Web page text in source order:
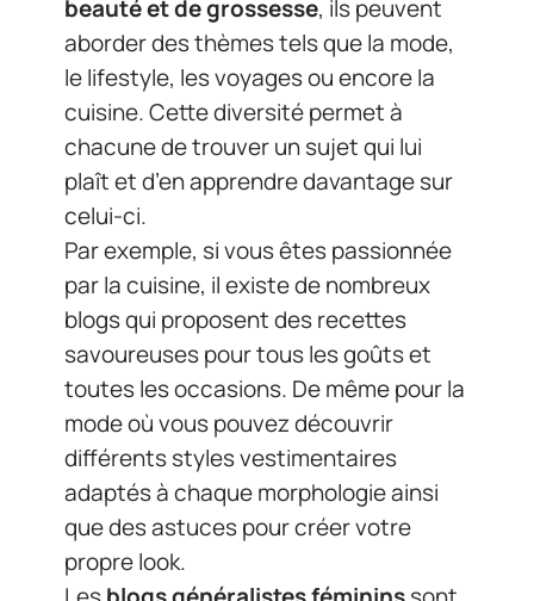
beauté et de grossesse, ils peuvent
aborder des thèmes tels que la mode,
le lifestyle, les voyages ou encore la
cuisine. Cette diversité permet à
chacune de trouver un sujet qui lui
plaît et d’en apprendre davantage sur
celui-ci.
Par exemple, si vous êtes passionnée
par la cuisine, il existe de nombreux
blogs qui proposent des recettes
savoureuses pour tous les goûts et
toutes les occasions. De même pour la
mode où vous pouvez découvrir
différents styles vestimentaires
adaptés à chaque morphologie ainsi
que des astuces pour créer votre
propre look.